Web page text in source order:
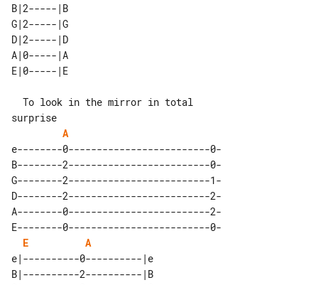
B|2-----|B
G|2-----|G
D|2-----|D
A|0-----|A
A
e--------0-------------------------0-
B--------2-------------------------0-
G--------2-------------------------1-
D--------2-------------------------2-
A--------0-------------------------2-
E--------0-------------------------0-
E
A
e|----------0----------|e
B|----------2----------|B